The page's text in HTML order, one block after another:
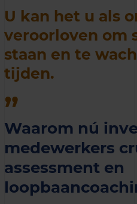
U kan het u als
veroorloven om
staan en te
tijden.
Waarom nú
medewerkers
assessment en